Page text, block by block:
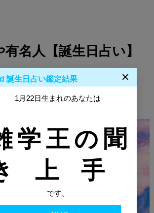
名人【誕生日占い】
B!
誕生日占い鑑定結果 ×
1月22日生まれのあなたは
学王の聞
上手
です。